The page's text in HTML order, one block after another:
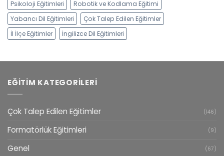
Psikoloji Eğitimleri
Robotik ve Kodlama Eğitimi
Yabancı Dil Eğitimleri
Çok Talep Edilen Eğitimler
İl İlçe Eğitimler
İngilizce Dil Eğitimleri
EĞITIM KATEGORILERI
Çok Talep Edilen Eğitimler (146)
Formatörlük Eğitimleri (9)
Genel (67)